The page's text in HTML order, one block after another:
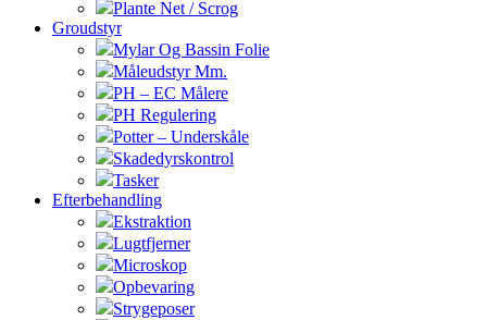
Plante Net / Scrog
Groudstyr
Mylar Og Bassin Folie
Måleudstyr Mm.
PH – EC Målere
PH Regulering
Potter – Underskåle
Skadedyrskontrol
Tasker
Efterbehandling
Ekstraktion
Lugtfjerner
Microskop
Opbevaring
Strygeposer